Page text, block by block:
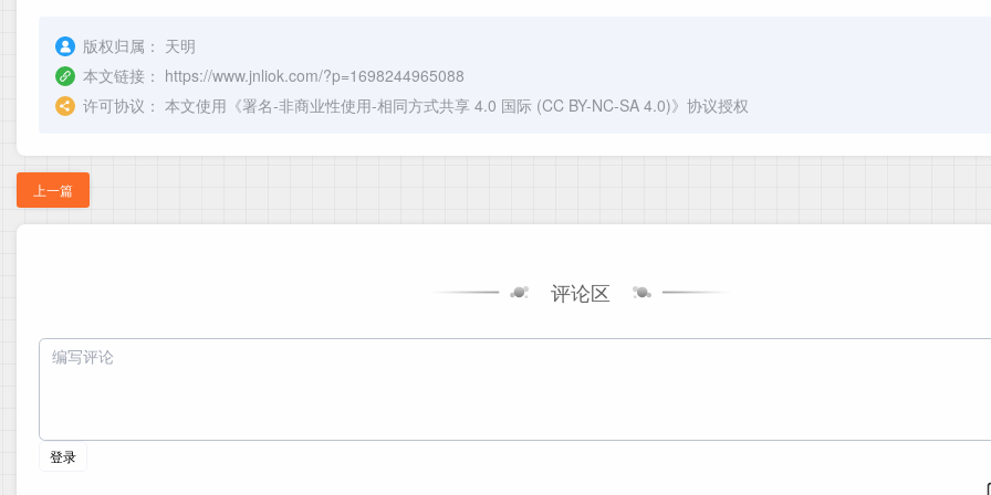
版权归属： 天明
本文链接： https://www.jnliok.com/?p=1698244965088
许可协议： 本文使用《署名-非商业性使用-相同方式共享 4.0 国际 (CC BY-NC-SA 4.0)》协议授权
上一篇
评论区